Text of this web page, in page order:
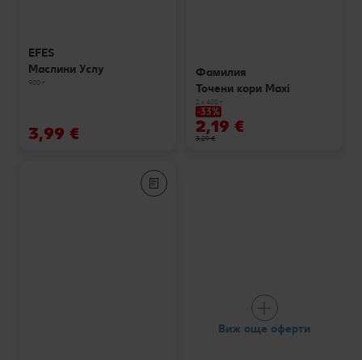
EFES
Маслини Услу
900 г
3,99 €
Фамилия
Точени кори Maxi
2 x 400 г
-33%
2,19 €
3,29 €
Виж още оферти